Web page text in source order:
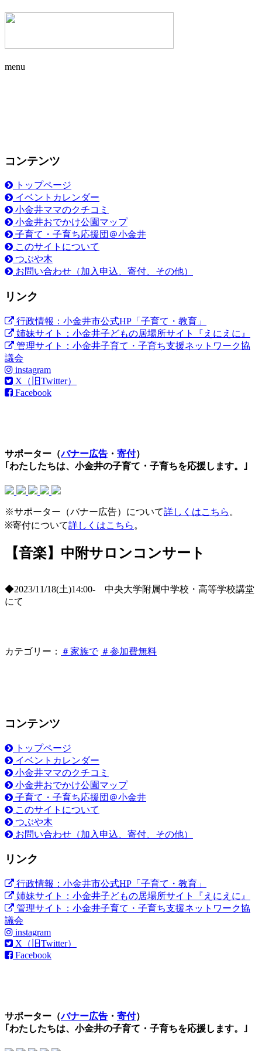
menu
コンテンツ
トップページ
イベントカレンダー
小金井ママのクチコミ
小金井おでかけ公園マップ
子育て・子育ち応援団＠小金井
このサイトについて
つぶや木
お問い合わせ（加入申込、寄付、その他）
リンク
行政情報：小金井市公式HP「子育て・教育」
姉妹サイト：小金井子どもの居場所サイト『えにえに』
管理サイト：小金井子育て・子育ち支援ネットワーク協
議会
instagram
X（旧Twitter）
Facebook
サポーター（バナー広告 ・ 寄付）
｢わたしたちは、小金井の子育て・子育ちを応援します。｣
※サポーター（バナー広告）について詳しくはこちら 。
※寄付について詳しくはこちら 。
【音楽】中附サロンコンサート
◆2023/11/18(土)14:00- 中央大学附属中学校・高等学校講堂
にて
カテゴリー： ＃家族で ＃参加費無料
コンテンツ
トップページ
イベントカレンダー
小金井ママのクチコミ
小金井おでかけ公園マップ
子育て・子育ち応援団＠小金井
このサイトについて
つぶや木
お問い合わせ（加入申込、寄付、その他）
リンク
行政情報：小金井市公式HP「子育て・教育」
姉妹サイト：小金井子どもの居場所サイト『えにえに』
管理サイト：小金井子育て・子育ち支援ネットワーク協
議会
instagram
X（旧Twitter）
Facebook
サポーター（バナー広告 ・ 寄付）
｢わたしたちは、小金井の子育て・子育ちを応援します。｣